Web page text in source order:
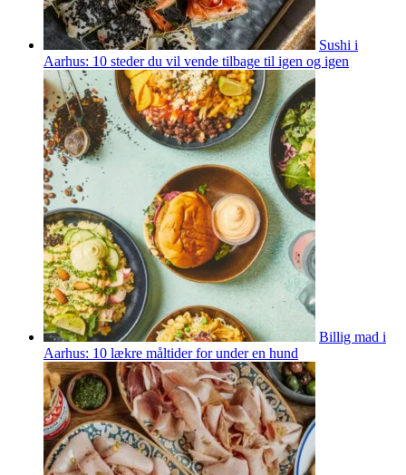
Sushi i
Aarhus: 10 steder du vil vende tilbage til igen og igen
Billig mad i
Aarhus: 10 lækre måltider for under en hund